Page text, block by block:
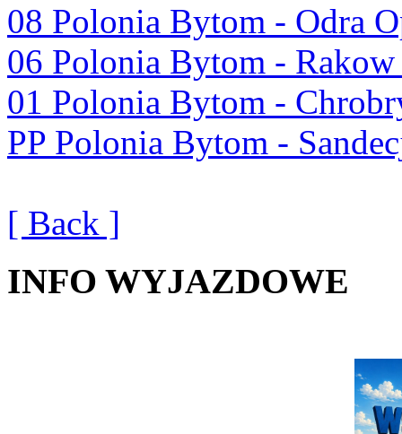
08 Polonia Bytom - Odra
06 Polonia Bytom -
01 Polonia Bytom -
PP Polonia Bytom -
[ Back ]
INFO WYJAZDOWE